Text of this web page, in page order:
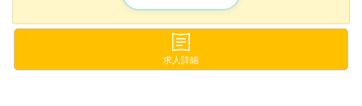
連絡さえ貰えれば、〈当日の急な出勤〉もOK🙌
また〈1日だけの単発勤務〉〈即日勤務〉も可能💕
求人詳細